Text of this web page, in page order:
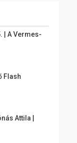
| A Vermes-
Flash
Attila |